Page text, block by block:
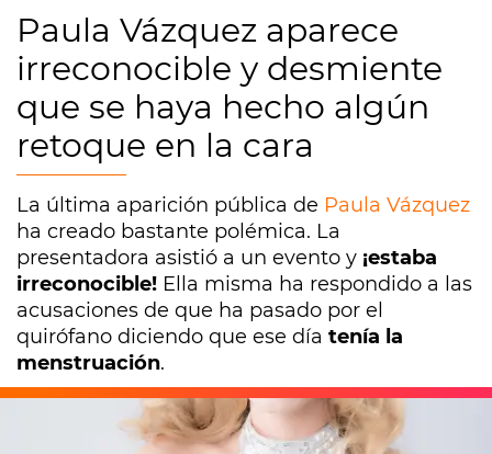
Paula Vázquez aparece
irreconocible y desmiente
que se haya hecho algún
retoque en la cara
La última aparición pública de Paula Vázquez
ha creado bastante polémica. La
presentadora asistió a un evento y ¡estaba
irreconocible! Ella misma ha respondido a las
acusaciones de que ha pasado por el
quirófano diciendo que ese día tenía la
menstruación.